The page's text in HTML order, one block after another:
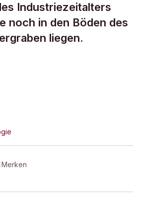
Industriezeitalters
noch in den Böden des
liegen.
Merken